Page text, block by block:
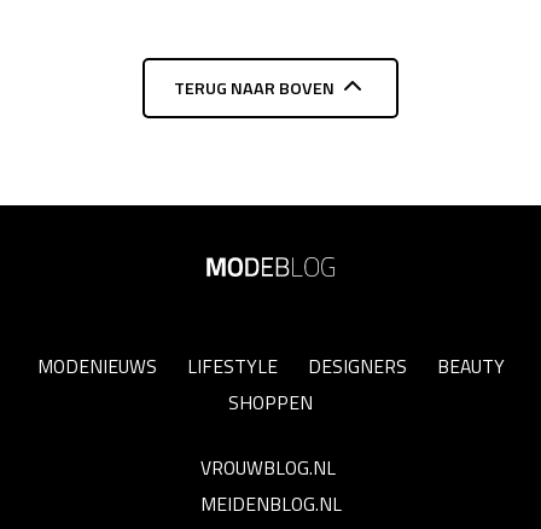
TERUG NAAR BOVEN
MODENIEUWS LIFESTYLE DESIGNERS
BEAUTY
SHOPPEN
VROUWBLOG.NL
MEIDENBLOG.NL